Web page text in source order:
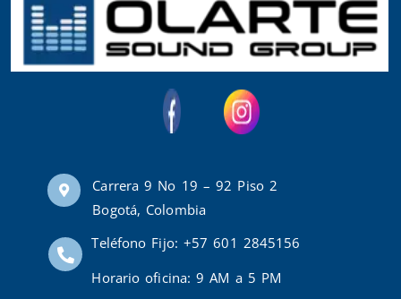
Carrera 9 No 19 – 92 Piso 2
Bogotá, Colombia
Teléfono Fijo: +57 601 2845156
Horario oficina: 9 AM a 5 PM